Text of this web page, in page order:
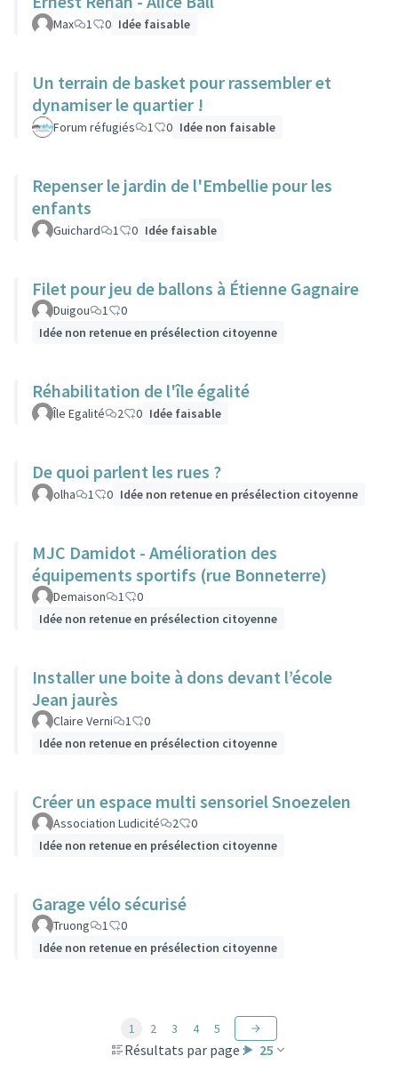
Max 1 0 Idée faisable
Un terrain de basket pour rassembler et
dynamiser le quartier !
Forum réfugiés 1 0 Idée non faisable
Repenser le jardin de l'Embellie pour les
enfants
Guichard 1 0 Idée faisable
Filet pour jeu de ballons à Étienne Gagnaire
Duigou 1
0
Idée non retenue en présélection citoyenne
Réhabilitation de l'île égalité
Île Egalité 2 0 Idée faisable
De quoi parlent les rues ?
olha 1 0 Idée non retenue en présélection citoyenne
MJC Damidot - Amélioration des
équipements sportifs (rue Bonneterre)
Demaison 1
0
Idée non retenue en présélection citoyenne
Installer une boite à dons devant l’école
Jean jaurès
Claire Verni 1
0
Idée non retenue en présélection citoyenne
Créer un espace multi sensoriel Snoezelen
Association Ludicité 2
0
Idée non retenue en présélection citoyenne
Garage vélo sécurisé
Truong 1
0
Idée non retenue en présélection citoyenne
Résultats par page : 25
1 2 3 4 5